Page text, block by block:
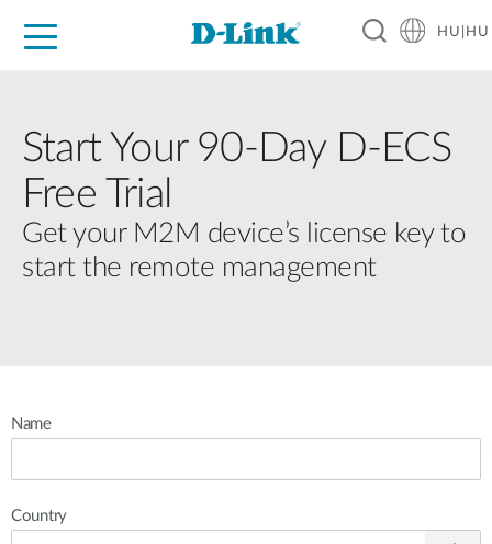
HU|HU
Start Your 90-Day D-ECS
Free Trial
Get your M2M device’s license key to
start the remote management
Name
Country